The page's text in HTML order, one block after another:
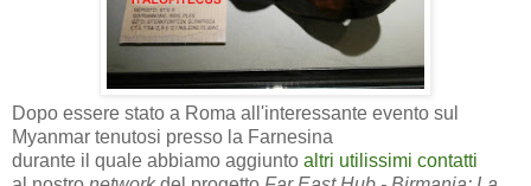
Dopo essere stato a Roma all'interessante evento sul
Myanmar tenutosi presso la Farnesina
durante il quale abbiamo aggiunto altri utilissimi contatti